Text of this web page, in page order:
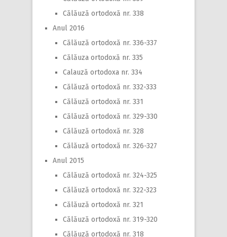
Călăuză ortodoxă nr. 338
Anul 2016
Călăuză ortodoxă nr. 336-337
Călăuza ortodoxă nr. 335
Calauză ortodoxa nr. 334
Călăuză ortodoxă nr. 332-333
Călăuză ortodoxă nr. 331
Călăuză ortodoxă nr. 329-330
Călăuză ortodoxă nr. 328
Călăuză ortodoxă nr. 326-327
Anul 2015
Călăuză ortodoxă nr. 324-325
Călăuză ortodoxă nr. 322-323
Călăuză ortodoxă nr. 321
Călăuză ortodoxă nr. 319-320
Călăuză ortodoxă nr. 318